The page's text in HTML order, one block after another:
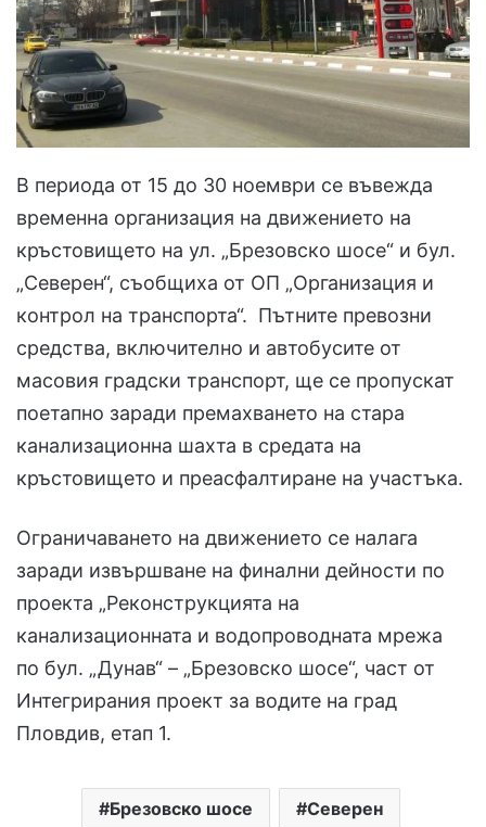
В периода от 15 до 30 ноември се въвежда
временна организация на движението на
кръстовището на ул. „Брезовско шосе“ и бул.
„Северен“, съобщиха от ОП „Организация и
контрол на транспорта“. Пътните превозни
средства, включително и автобусите от
масовия градски транспорт, ще се пропускат
поетапно заради премахването на стара
канализационна шахта в средата на
кръстовището и преасфалтиране на участъка.
Ограничаването на движението се налага
заради извършване на финални дейности по
проекта „Реконструкцията на
канализационната и водопроводната мрежа
по бул. „Дунав“ – „Брезовско шосе“, част от
Интегрирания проект за водите на град
Пловдив, етап 1.
Брезовско шосе Северен